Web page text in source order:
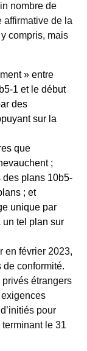
nombre de
de la
compris, mais
» entre
1 et le début
des
sur la
que
;
des plans 10b5-
; et
unique par
un tel plan sur
en février 2023,
de conformité.
privés étrangers
pour
terminant le 31